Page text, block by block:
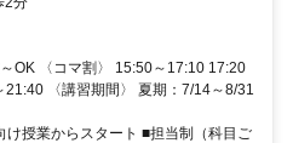
OK 〈コマ割〉 15:50～17:10 17:20
〈講習期間〉 夏期：7/14～8/31
け授業からスタート ■担当制（科目ご